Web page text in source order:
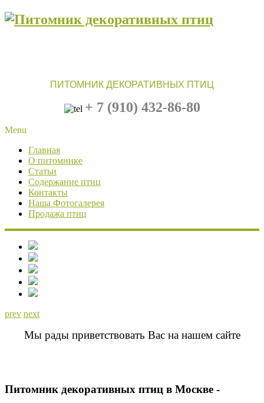
ПИТОМНИК ДЕКОРАТИВНЫХ ПТИЦ
+ 7 (910) 432-86-80
Menu
Главная
О питомнике
Статьи
Содержание птиц
Контакты
Наша Фотогалерея
Продажа птиц
prev next
Мы рады приветствовать Вас на нашем сайте
Питомник декоративных птиц в Москве -